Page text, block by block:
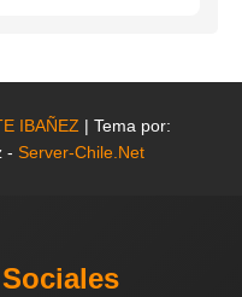
IBAÑEZ | Tema por:
- Server-Chile.Net